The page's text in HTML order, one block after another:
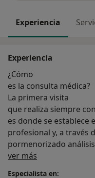
Experiencia
Experiencia
¿Cómo
es la consulta médica?
La primera visita
que realiza siempre
es donde se establece
profesional y, a través
pormenorizado
diagnóstico. A partir de
ver más
Especialista en: